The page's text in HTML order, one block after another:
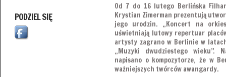
PODZIEL SIĘ
Od 7 do 16 lutego Berlińska
Krystian Zimerman prezentują
jego urodzin. „Koncert na
uświetniają lutowy repertuar
artysty zagrano w Berlinie w
„Muzyki dwudziestego
napisano o kompozytorze, że w
ważniejszych twórców awangardy.